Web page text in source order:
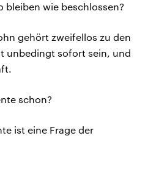
wie beschlossen?
gehört zweifellos zu den
unbedingt sofort sein, und
schon?
ist eine Frage der